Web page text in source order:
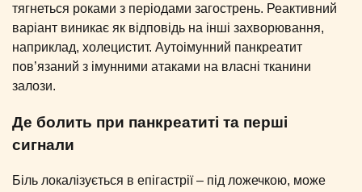
тягнеться роками з періодами загострень. Реактивний
варіант виникає як відповідь на інші захворювання,
наприклад, холецистит. Аутоімунний панкреатит
пов’язаний з імунними атаками на власні тканини
залози.
Де болить при панкреатиті та перші
сигнали
Біль локалізується в епігастрії – під ложечкою, може